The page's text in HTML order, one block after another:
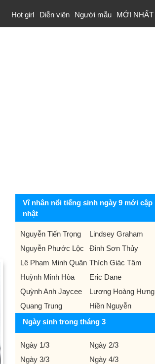
Hot girl Diễn viên Người mẫu MỚI NHẤT
Vĩ nhân nổi tiếng sinh ngày 9 mới cập
nhật
Nguyễn Tiến Trọng
Lindsey Graham
Nguyễn Phước Lộc
Đinh Sơn Thủy
Lê Phạm Minh Quân Thích Giác Tâm
Huỳnh Minh Hòa
Eric Dane
Quỳnh Anh Jaycee
Lương Hoàng Hưng
Quang Trung
Hiền Nguyễn
Ngày sinh trong tháng 3
Ngày 1/3
Ngày 2/3
Ngày 3/3
Ngày 4/3